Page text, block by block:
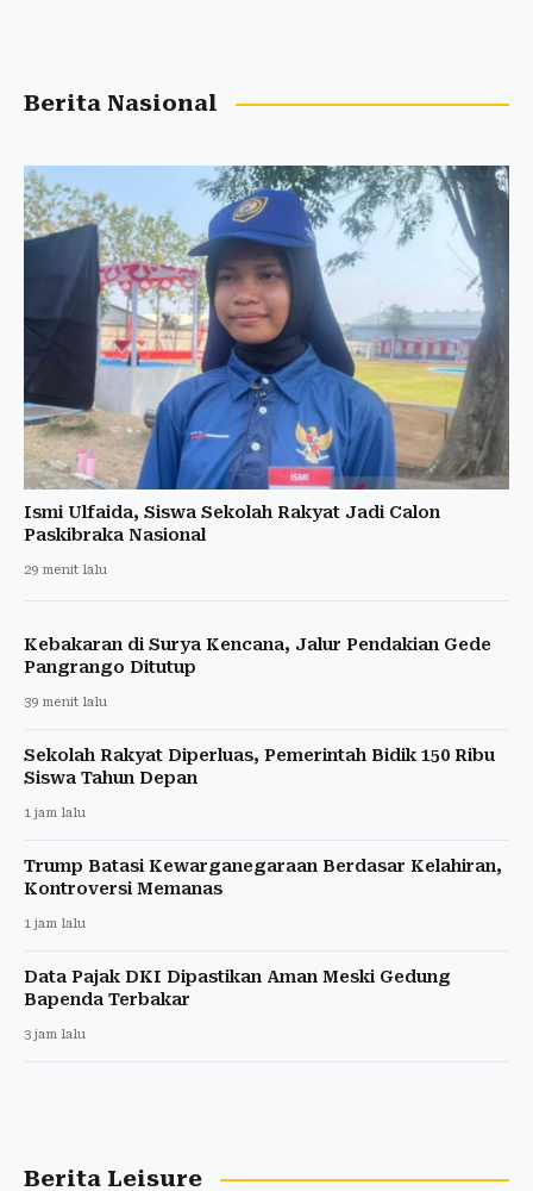
Berita Nasional
Ismi Ulfaida, Siswa Sekolah Rakyat Jadi Calon
Paskibraka Nasional
29 menit lalu
Kebakaran di Surya Kencana, Jalur Pendakian Gede
Pangrango Ditutup
39 menit lalu
Sekolah Rakyat Diperluas, Pemerintah Bidik 150 Ribu
Siswa Tahun Depan
1 jam lalu
Trump Batasi Kewarganegaraan Berdasar Kelahiran,
Kontroversi Memanas
1 jam lalu
Data Pajak DKI Dipastikan Aman Meski Gedung
Bapenda Terbakar
3 jam lalu
Berita Leisure